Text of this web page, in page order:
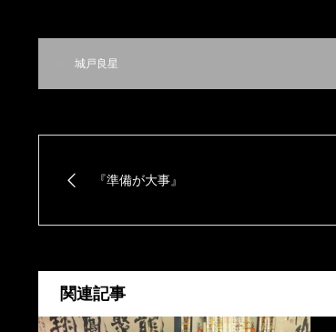
城戸良星
『準備が大事』
関連記事